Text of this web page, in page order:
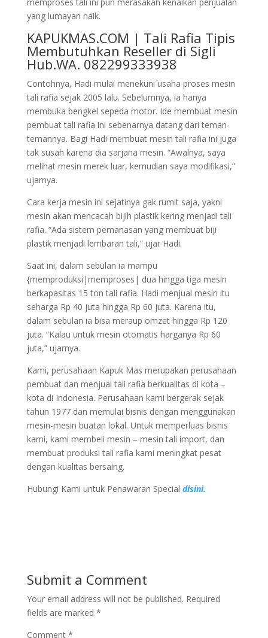
yang lumayan naik.
KAPUKMAS.COM | Tali Rafia Tipis
Membutuhkan Reseller di Sigli
Hub.WA. 082299333938
Contohnya, Hadi mulai menekuni usaha proses mesin
tali rafia sejak 2005 lalu. Sebelumnya, ia hanya
membuka bengkel sepeda motor. Ide membuat mesin
pembuat tali rafia ini sebenarnya datang dari teman-
temannya. Bagi Hadi membuat mesin tali rafia ini juga
tak susah karena dia sarjana mesin. “Awalnya, saya
melihat mesin merek luar, kemudian saya modifikasi,”
ujarnya.
Cara kerja mesin ini sejatinya gak rumit saja, yakni
mesin akan mencacah bijih plastik kering menjadi tali
rafia. “Ada sistem pemanasan yang membuat biji
plastik menjadi lembaran tali,” ujar Hadi.
Saat ini, dalam sebulan ia mampu
{memproduksi|memproses| dua hingga tiga mesin
berkapasitas 15 ton tali rafia. Hadi menjual mesin itu
seharga Rp 40 juta hingga Rp 60 juta. Karena itu,
dalam sebulan ia bisa meraup omzet hingga Rp 120
juta. “Kalau untuk mesin otomatis harganya Rp 60
juta,” ujarnya.
Kami, perusahaan Kapuk Mas merupakan perusahaan
pembuat dan menjual tali rafia berkualitas di kota –
kota di Indonesia. Perusahaan kami bergerak sejak
tahun 1977 dan memulai bisnis dengan menggunakan
mesin-mesin buatan lokal. Untuk memperluas bisnis
kami, kami membeli mesin – mesin tali import, dan
membuat produksi tali rafia kami meningkat pesat
dengan kualitas bersaing.
Hubungi Kami untuk Penawaran Special disini.
Submit a Comment
Your email address will not be published. Required
fields are marked *
Comment *